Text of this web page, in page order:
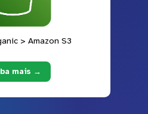
> Amazon S3
mais →